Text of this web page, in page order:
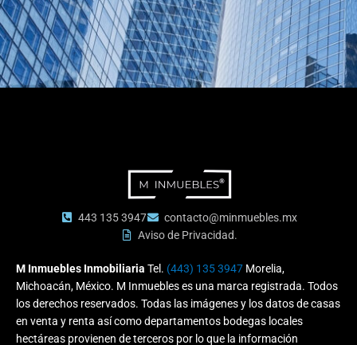
443 135 3947
contacto@minmuebles.mx
Aviso de Privacidad.
M Inmuebles Inmobiliaria Tel. (443) 135 3947 Morelia,
Michoacán, México. M Inmuebles es una marca registrada. Todos
los derechos reservados. Todas las imágenes y los datos de casas
en venta y renta así como departamentos bodegas locales
hectáreas provienen de terceros por lo que la información